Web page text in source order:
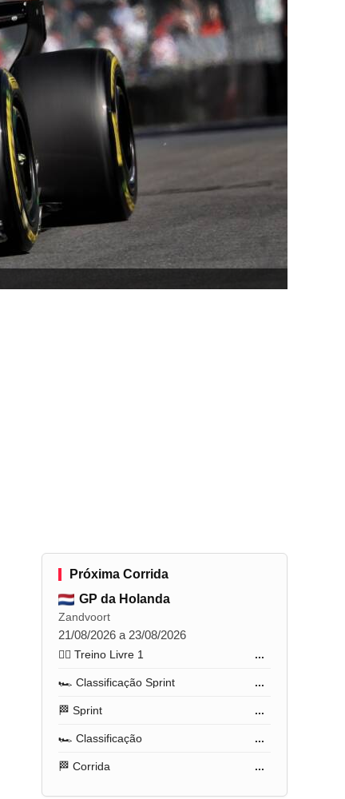
Próxima Corrida
GP da Holanda
Zandvoort
21/08/2026 a 23/08/2026
🏋️‍♂️ Treino Livre 1 ...
🏎️ Classificação Sprint ...
🏁 Sprint ...
🏎️ Classificação ...
🏁 Corrida ...